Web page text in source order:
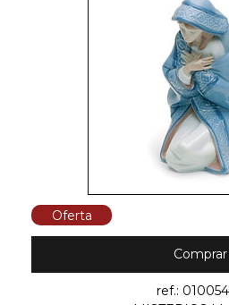
Oferta
Comprar
ref.: